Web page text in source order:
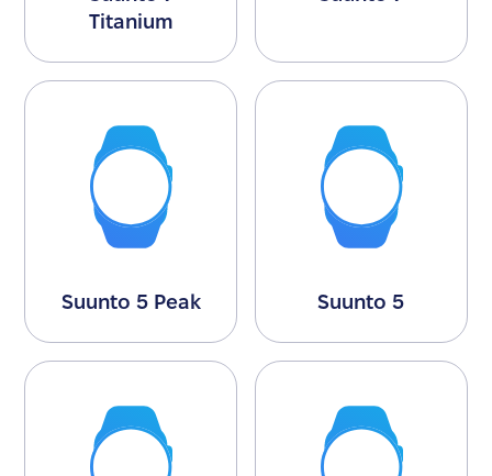
Titanium
Suunto 5 Peak Suunto 5